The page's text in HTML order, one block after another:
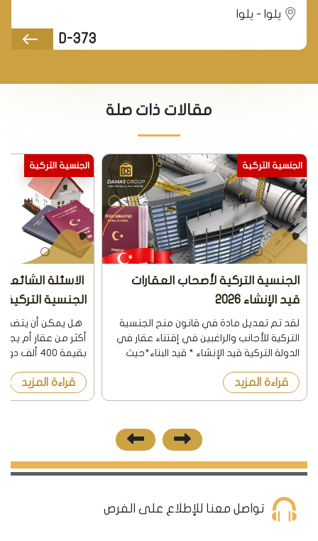
يلوا - يلوا
D-373
مقالات ذات صلة
الجنسية التركية
الجنسية التركية لأصحاب العقارات
قيد الإنشاء 2026
لقد تم تعديل مادة في قانون منح الجنسية
التركية للأجانب والراغبين في إقتناء عقار في
الدولة التركية قيد الإنشاء * قيد البناء*حيث
8/12/2018 هذا التعديل. اشترطت المادةقراءة المزيد
الجنسية التركية
الاسئلة
الجنسية التركية
العقاري 2026
أكثر من عقار أم يجب
بقيمة 400
ألف دولار. هل
قراءة المزيد
تواصل معنا للإطلاع على الفرص